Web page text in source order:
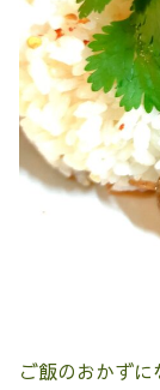
ご飯のおかず